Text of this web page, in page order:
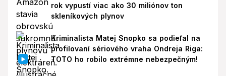
rok vypustí viac ako 30 miliónov ton
skleníkových plynov
Kriminalista Matej Snopko sa podieľal na
profilovaní sériového vraha Ondreja Riga:
TOTO ho robilo extrémne nebezpečným!